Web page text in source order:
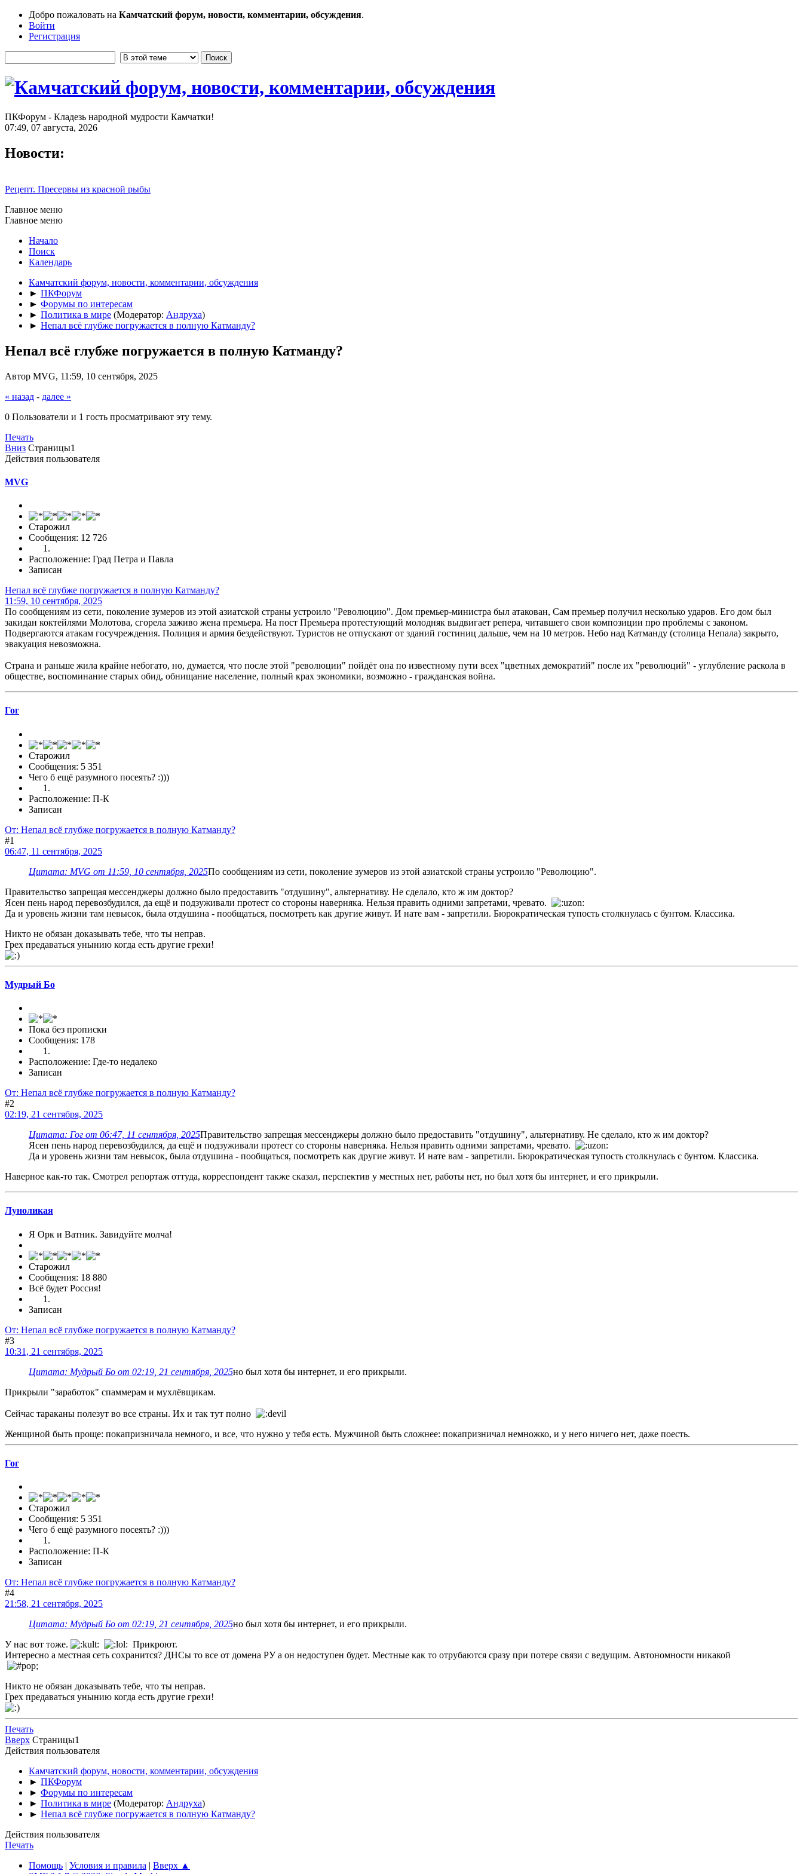
Добро пожаловать на Камчатский форум, новости, комментарии, обсуждения.
Войти
Регистрация
ПКФорум - Кладезь народной мудрости Камчатки!
07:49, 07 августа, 2026
Новости:
Рецепт. Пресервы из красной рыбы
Главное меню
Главное меню
Начало
Поиск
Календарь
Камчатский форум, новости, комментарии, обсуждения
► ПКФорум
► Форумы по интересам
► Политика в мире (Модератор: Андруха)
► Непал всё глубже погружается в полную Катманду?
Непал всё глубже погружается в полную Катманду?
Автор MVG, 11:59, 10 сентября, 2025
« назад - далее »
0 Пользователи и 1 гость просматривают эту тему.
Печать
Вниз Страницы1
Действия пользователя
MVG
Старожил
Сообщения: 12 726
Расположение: Град Петра и Павла
Записан
Непал всё глубже погружается в полную Катманду?
11:59, 10 сентября, 2025
По сообщениям из сети, поколение зумеров из этой азиатской страны устроило "Революцию". Дом премьер-министра был атакован, Сам премьер получил несколько ударов. Его дом был
закидан коктейлями Молотова, сгорела заживо жена премьера. На пост Премьера протестующий молодняк выдвигает репера, читавшего свои композиции про проблемы с законом.
Подвергаются атакам госучреждения. Полиция и армия бездействуют. Туристов не отпускают от зданий гостиниц дальше, чем на 10 метров. Небо над Катманду (столица Непала) закрыто,
эвакуация невозможна.
Страна и раньше жила крайне небогато, но, думается, что после этой "революции" пойдёт она по известному пути всех "цветных демократий" после их "революций" - углубление раскола в
обществе, воспоминание старых обид, обнищание население, полный крах экономики, возможно - гражданская война.
Гог
Старожил
Сообщения: 5 351
Чего б ещё разумного посеять? :)))
Расположение: П-К
Записан
От: Непал всё глубже погружается в полную Катманду?
#1
06:47, 11 сентября, 2025
Цитата: MVG от 11:59, 10 сентября, 2025По сообщениям из сети, поколение зумеров из этой азиатской страны устроило "Революцию".
Правительство запрещая мессенджеры должно было предоставить "отдушину", альтернативу. Не сделало, кто ж им доктор?
Ясен пень народ перевозбудился, да ещё и подзуживали протест со стороны наверняка. Нельзя править одними запретами, чревато.
Да и уровень жизни там невысок, была отдушина - пообщаться, посмотреть как другие живут. И нате вам - запретили. Бюрократическая тупость столкнулась с бунтом. Классика.
Никто не обязан доказывать тебе, что ты неправ.
Грех предаваться унынию когда есть другие грехи!
Мудрый Бo
Пока без прописки
Сообщения: 178
Расположение: Где-то недалеко
Записан
От: Непал всё глубже погружается в полную Катманду?
#2
02:19, 21 сентября, 2025
Цитата: Гог от 06:47, 11 сентября, 2025Правительство запрещая мессенджеры должно было предоставить "отдушину", альтернативу. Не сделало, кто ж им доктор?
Ясен пень народ перевозбудился, да ещё и подзуживали протест со стороны наверняка. Нельзя править одними запретами, чревато.
Да и уровень жизни там невысок, была отдушина - пообщаться, посмотреть как другие живут. И нате вам - запретили. Бюрократическая тупость столкнулась с бунтом. Классика.
Наверное как-то так. Смотрел репортаж оттуда, корреспондент также сказал, перспектив у местных нет, работы нет, но был хотя бы интернет, и его прикрыли.
Луноликая
Я Орк и Ватник. Завидуйте молча!
Старожил
Сообщения: 18 880
Всё будет Россия!
Записан
От: Непал всё глубже погружается в полную Катманду?
#3
10:31, 21 сентября, 2025
Цитата: Мудрый Бo от 02:19, 21 сентября, 2025но был хотя бы интернет, и его прикрыли.
Прикрыли "заработок" спаммерам и мухлёвщикам.
Сейчас тараканы полезут во все страны. Их и так тут полно
Женщиной быть проще: покапризничала немного, и все, что нужно у тебя есть. Мужчиной быть сложнее: покапризничал немножко, и у него ничего нет, даже поесть.
Гог
Старожил
Сообщения: 5 351
Чего б ещё разумного посеять? :)))
Расположение: П-К
Записан
От: Непал всё глубже погружается в полную Катманду?
#4
21:58, 21 сентября, 2025
Цитата: Мудрый Бo от 02:19, 21 сентября, 2025но был хотя бы интернет, и его прикрыли.
У нас вот тоже.
Прикроют.
Интересно а местная сеть сохранится? ДНСы то все от домена РУ а он недоступен будет. Местные как то отрубаются сразу при потере связи с ведущим. Автономности никакой
Никто не обязан доказывать тебе, что ты неправ.
Грех предаваться унынию когда есть другие грехи!
Печать
Вверх Страницы1
Действия пользователя
Камчатский форум, новости, комментарии, обсуждения
► ПКФорум
► Форумы по интересам
► Политика в мире (Модератор: Андруха)
► Непал всё глубже погружается в полную Катманду?
Действия пользователя
Печать
Помощь | Условия и правила | Вверх ▲